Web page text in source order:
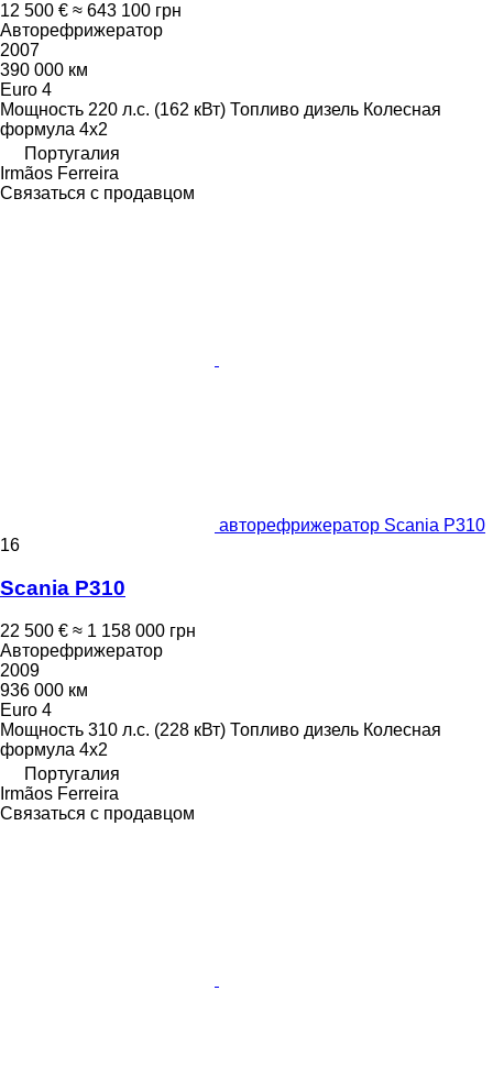
12 500 € ≈ 643 100 грн
Авторефрижератор
2007
390 000 км
Euro 4
Мощность 220 л.с. (162 кВт) Топливо дизель Колесная
формула 4x2
Португалия
Irmãos Ferreira
Связаться с продавцом
авторефрижератор Scania P310
16
Scania P310
22 500 € ≈ 1 158 000 грн
Авторефрижератор
2009
936 000 км
Euro 4
Мощность 310 л.с. (228 кВт) Топливо дизель Колесная
формула 4x2
Португалия
Irmãos Ferreira
Связаться с продавцом